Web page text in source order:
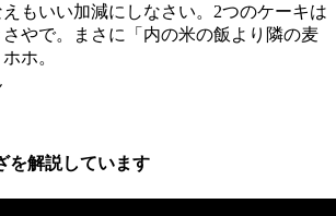
もいい加減にしなさい。2つのケーキは
やで。まさに「内の米の飯より隣の麦
ホ。
を解説しています